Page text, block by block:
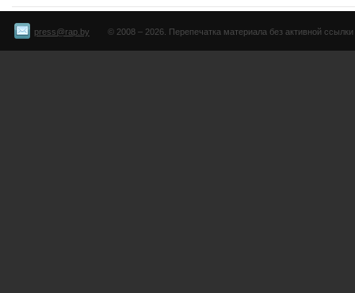
press@rap.by © 2008 – 2026. Перепечатка материала без активной